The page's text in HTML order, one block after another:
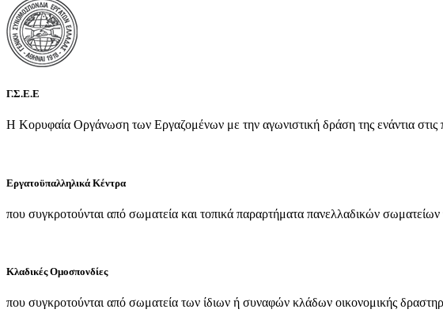
Γ.Σ.Ε.Ε
Η Κορυφαία Οργάνωση των Εργαζομένων με την αγωνιστική δράση της ενάντια στις
Εργατοϋπαλληλικά Κέντρα
που συγκροτούνται από σωματεία και τοπικά παραρτήματα πανελλαδικών
Κλαδικές Ομοσπονδίες
που συγκροτούνται από σωματεία των ίδιων ή συναφών κλάδων οικονομικής